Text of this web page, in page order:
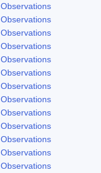
Observations
Observations
Observations
Observations
Observations
Observations
Observations
Observations
Observations
Observations
Observations
Observations
Observations